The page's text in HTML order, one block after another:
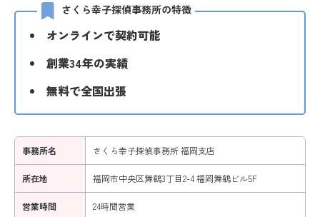
さくら幸子探偵事務所の特徴
オンラインで契約可能
創業34年の実績
無料で全国出張
事務所名 さくら幸子探偵事務所 福岡支店
所在地 福岡市中央区舞鶴3丁目2-4 福岡舞鶴ビル5F
営業時間 24時間営業